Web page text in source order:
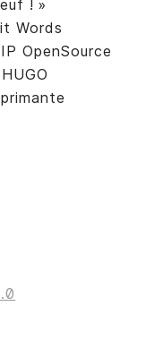
! »
Words
OpenSource